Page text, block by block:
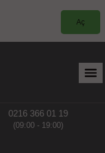
Aç
0216 366 01 19
(09:00 - 19:00)